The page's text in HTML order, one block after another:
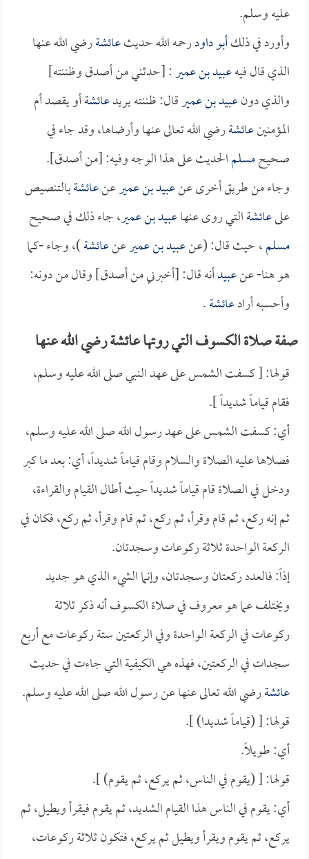
عليه وسلم.
وأورد في ذلكأبو داودرحمه الله حديثعائشةرضي الله عنها
الذي قال فيهعبيد بن عمير: [حدثني من أصدق وظننته]
والذي دونعبيد بن عميرقال: ظننته يريدعائشةأو يقصد أم
المؤمنينعائشةرضي الله تعالى عنها وأرضاها، وقد جاء في
صحيحمسلمالحديث على هذا الوجه وفيه: [من أصدق].
وجاء من طريق أخرى عنعبيد بن عميرعنعائشةبالتنصيص
علىعائشةالتي روى عنهاعبيد بن عمير، جاء ذلك في صحيح
مسلم، حيث قال: (عنعبيد بن عميرعنعائشة)، وجاء -كما
هو هنا- عنعبيدأنه قال: [أخبرني من أصدق] وقال من دونه:
وأحسبه أرادعائشة.
صفة صلاة الكسوف التي روتها عائشة رضي الله عنها
قولها: [ كسفت الشمس على عهد النبي صلى الله عليه وسلم،
فقام قياماً شديداً ].
أي: كسفت الشمس على عهد رسول الله صلى الله عليه وسلم،
فصلاها عليه الصلاة والسلام وقام قياماً شديداً، أي: بعد ما كبر
ودخل في الصلاة قام قياماً شديداً حيث أطال القيام والقراءة،
ثم إنه ركع، ثم قام وقرأ، ثم ركع، ثم قام وقرأ، ثم ركع، فكان في
الركعة الواحدة ثلاثة ركوعات وسجدتان.
إذاً: فالعدد ركعتان وسجدتان، وإنما الشيء الذي هو جديد
ويختلف عما هو معروف في صلاة الكسوف أنه ذكر ثلاثة
ركوعات في الركعة الواحدة وفي الركعتين ستة ركوعات مع أربع
سجدات في الركعتين، فهذه هي الكيفية التي جاءت في حديث
عائشةرضي الله تعالى عنها عن رسول الله صلى الله عليه وسلم.
قولها: [ (قياماً شديدا) ].
أي: طويلاً.
قولها: [ (يقوم في الناس، ثم يركع، ثم يقوم) ].
أي: يقوم في الناس هذا القيام الشديد، ثم يقوم فيقرأ ويطيل، ثم
يركع، ثم يقوم ويقرأ ويطيل ثم يركع، فتكون ثلاثة ركوعات،